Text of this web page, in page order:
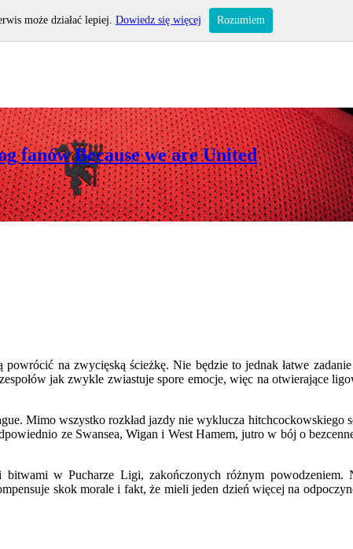
fanów Because we are United
powrócić na zwycięską ścieżkę. Nie będzie to jednak łatwe
jak zwykle zwiastuje spore emocje, więc na otwierające
Mimo wszystko rozkład jazdy nie wyklucza hitchcockowskiego
ze Swansea, Wigan i West Hamem, jutro w bój o
w Pucharze Ligi, zakończonych różnym
skok morale i fakt, że mieli jeden dzień więcej na
może działać lepiej. Dowiedz się więcej Rozumiem